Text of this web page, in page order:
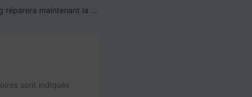
Samsung réparera maintenant la barre pour les téléphones Flip Galaxy Z, mais pas de tout moment
sont indiqués